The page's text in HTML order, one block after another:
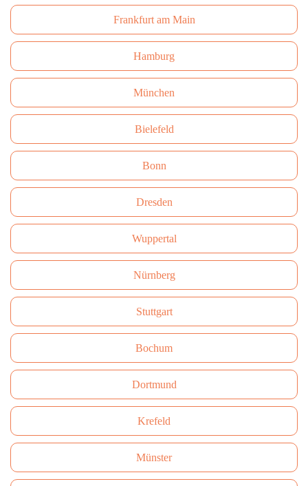
Frankfurt am Main
Hamburg
München
Bielefeld
Bonn
Dresden
Wuppertal
Nürnberg
Stuttgart
Bochum
Dortmund
Krefeld
Münster